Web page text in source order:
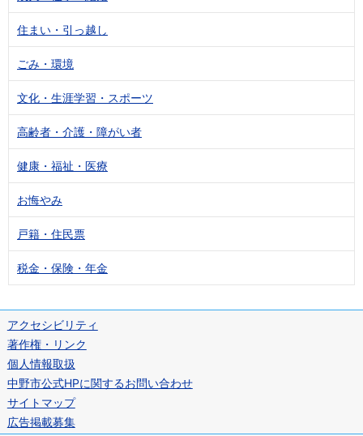
住まい・引っ越し
ごみ・環境
文化・生涯学習・スポーツ
高齢者・介護・障がい者
健康・福祉・医療
お悔やみ
戸籍・住民票
税金・保険・年金
アクセシビリティ
著作権・リンク
個人情報取扱
中野市公式HPに関するお問い合わせ
サイトマップ
広告掲載募集